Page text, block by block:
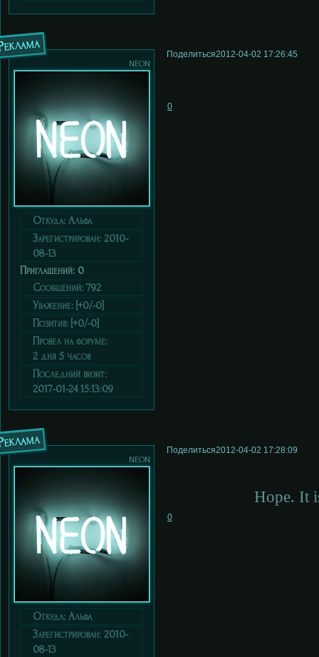
Поделиться2012-04-02 17:26:45
neon
Откуда: Альфа
Зарегистрирован: 2010-
08-13
Приглашений: 0
Сообщений: 792
Уважение: [+0/-0]
Позитив: [+0/-0]
Провел на форуме:
2 дня 5 часов
Последний визит:
2017-01-24 15:13:09
0
Поделиться2012-04-02 17:28:09
neon
Откуда: Альфа
Зарегистрирован: 2010-
08-13
Hope. It
0